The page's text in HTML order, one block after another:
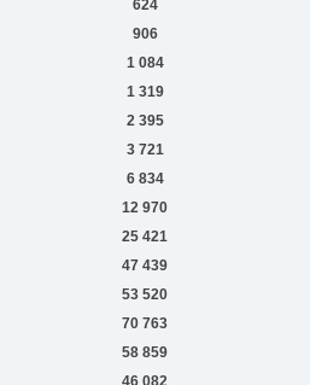
624
906
1 084
1 319
2 395
3 721
6 834
12 970
25 421
47 439
53 520
70 763
58 859